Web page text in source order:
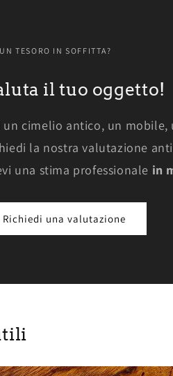
TESORO IN SOFFITTA?
il tuo oggetto!
un cimelio antico, un mobile,
la nostra valutazione
una stima professionale in
Richiedi una valutazione